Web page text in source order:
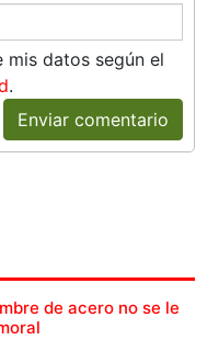
datos según el
.
Enviar comentario
de acero no se le